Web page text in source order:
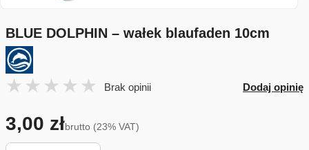
BLUE DOLPHIN – wałek blaufaden 10cm
Brak opinii Dodaj opinię
3,00 złbrutto (23% VAT)